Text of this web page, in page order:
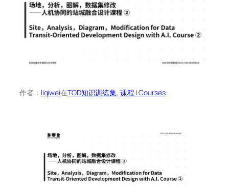
作者： liqiwei在TOD知识训练集, 课程 | Courses